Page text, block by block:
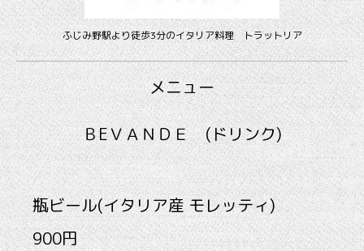
ふじみ野駅より徒歩3分のイタリア料理 トラットリア
メニュー
ＢEＶＡＮＤＥ (ドリンク)
瓶ビール(イタリア産 モレッティ)
900円